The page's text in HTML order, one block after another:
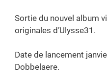
Sortie du nouvel album
originales d’Ulysse31.
Date de lancement
Dobbelaere.